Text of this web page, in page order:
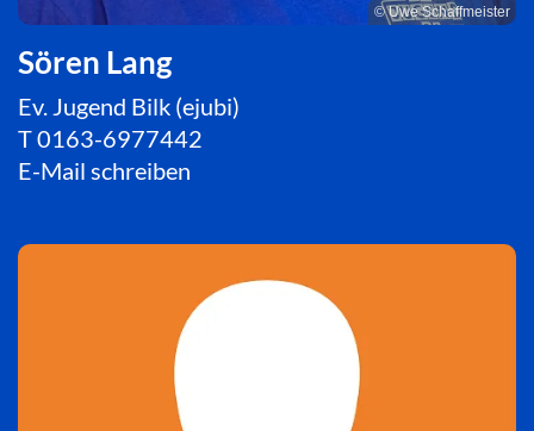
© Uwe Schaffmeister
Sören Lang
Ev. Jugend Bilk (ejubi)
T0163-6977442
E-Mail schreiben